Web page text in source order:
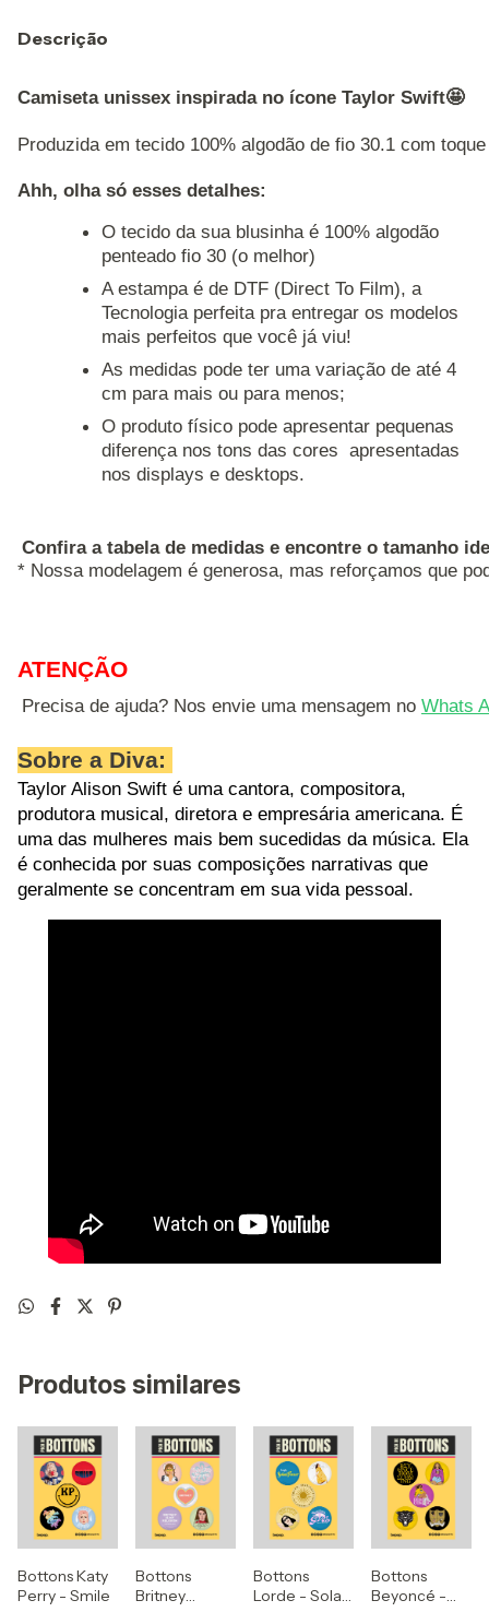
Descrição
Camiseta unissex inspirada no ícone Taylor Swift🤩
Produzida em tecido 100% algodão de fio 30.1 com
Ahh, olha só esses detalhes:
O tecido da sua blusinha é 100% algodão
penteado fio 30 (o melhor)
A estampa é de DTF (Direct To Film), a
Tecnologia perfeita pra entregar os modelos
mais perfeitos que você já viu!
As medidas pode ter uma variação de até 4
cm para mais ou para menos;
O produto físico pode apresentar pequenas
diferença nos tons das cores apresentadas
nos displays e desktops.
Confira a tabela de medidas e encontre o tamanho
* Nossa modelagem é generosa, mas reforçamos que
ATENÇÃO
Precisa de ajuda? Nos envie uma mensagem no Whats
Sobre a Diva:
Taylor Alison Swift é uma cantora, compositora,
produtora musical, diretora e empresária americana. É
uma das mulheres mais bem sucedidas da música. Ela
é conhecida por suas composições narrativas que
geralmente se concentram em sua vida pessoal.
Produtos similares
Bottons Katy
Perry - Smile
Bottons
Britney
Bottons
Lorde - Solar
Bottons
Beyoncé -